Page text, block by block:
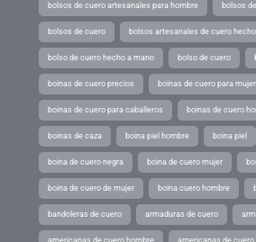
bolsos de cuero artesanales para hombre bolsos
bolsos de cuero bolsos artesanales de cuero
bolso de cuero hecho a mano bolso de cuero
boinas de cuero precios boinas de cuero para mujer
boinas de cuero para caballeros boinas de cuero
boinas de caza boina piel hombre boina piel
boina de cuero negra boina de cuero mujer
boina de cuero de mujer boina cuero hombre
bandoleras de cuero armaduras de cuero